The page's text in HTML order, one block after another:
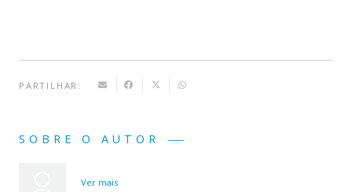
PARTILHAR:
SOBRE O AUTOR
Ver mais